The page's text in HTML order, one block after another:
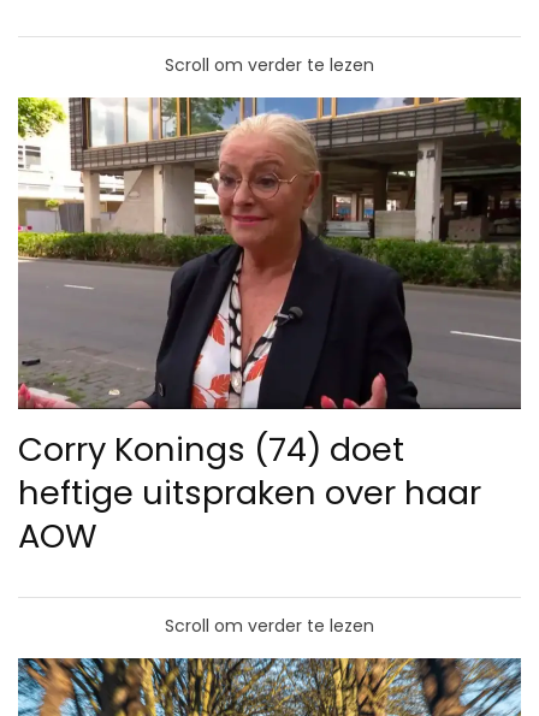
Scroll om verder te lezen
Corry Konings (74) doet
heftige uitspraken over haar
AOW
Scroll om verder te lezen